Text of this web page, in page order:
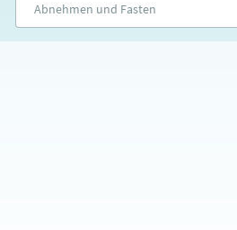
Abnehmen und Fasten